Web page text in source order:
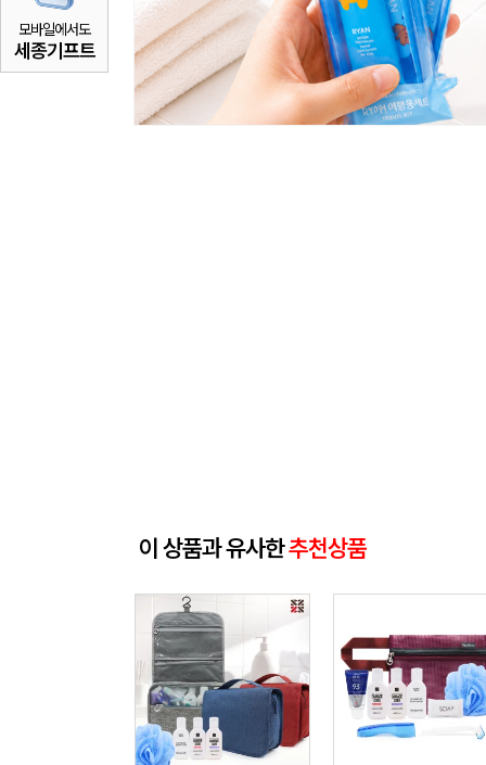
모바일에서도
세종기프트
이 상품과 유사한추천상품